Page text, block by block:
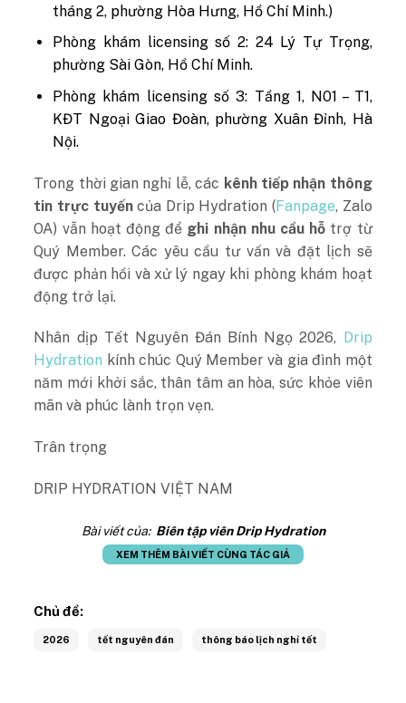
tháng 2, phường Hòa Hưng, Hồ Chí Minh.)
Phòng khám licensing số 2: 24 Lý Tự Trọng,
phường Sài Gòn, Hồ Chí Minh.
Phòng khám licensing số 3: Tầng 1, N01 – T1,
KĐT Ngoại Giao Đoàn, phường Xuân Đỉnh, Hà
Nội.
Trong thời gian nghỉ lễ, các kênh tiếp nhận thông
tin trực tuyếncủa Drip Hydration (Fanpage, Zalo
OA) vẫn hoạt động để ghi nhận nhu cầu hỗ trợ từ
Quý Member. Các yêu cầu tư vấn và đặt lịch sẽ
được phản hồi và xử lý ngay khi phòng khám hoạt
động trở lại.
Nhân dịp Tết Nguyên Đán Bính Ngọ 2026,
Drip
Hydration kính chúc Quý Member và gia đình một
năm mới khởi sắc, thân tâm an hòa, sức khỏe viên
mãn và phúc lành trọn vẹn.
Trân trọng
DRIP HYDRATION VIỆT NAM
Bài viết của: Biên tập viên Drip Hydration
XEM THÊM BÀI VIẾT CÙNG TÁC GIẢ
Chủ đề:
2026 tết nguyên đán thông báo lịch nghỉ tết